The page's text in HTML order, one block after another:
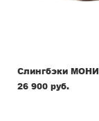
Слингбэки
26 900 pуб.